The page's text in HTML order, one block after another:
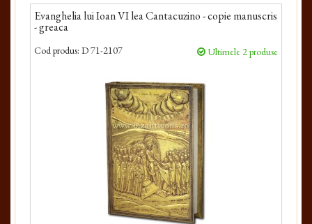
Evanghelia lui Ioan VI lea Cantacuzino - copie manuscris
- greaca
Cod produs: D 71-2107 Ultimele 2 produse